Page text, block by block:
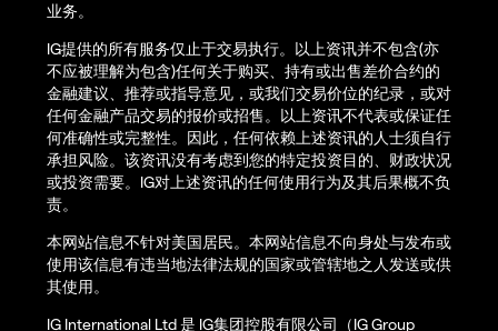
业务。
IG提供的所有服务仅止于交易执行。以上资讯并不包含(亦
不应被理解为包含)任何关于购买、持有或出售差价合约的
金融建议、推荐或指导意见，或我们交易价位的纪录，或对
任何金融产品交易的报价或招售。以上资讯不代表或保证任
何准确性或完整性。因此，任何依赖上述资讯的人士须自行
承担风险。该资讯没有考虑到您的特定投资目的、财政状况
或投资需要。IG对上述资讯的任何使用行为及其后果概不负
责。
本网站信息不针对美国居民。本网站信息不向身处与发布或
使用该信息有违当地法律法规的国家或管辖地之人发送或供
其使用。
IG International Ltd 是 IG集团控股有限公司（IG Group